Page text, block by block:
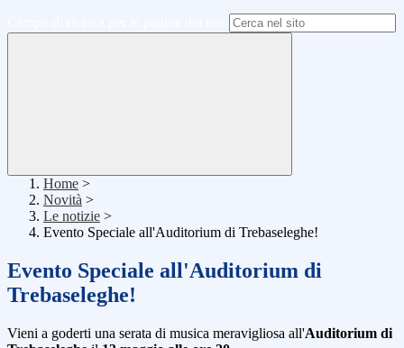
Home >
Novità >
Le notizie >
Evento Speciale all'Auditorium di Trebaseleghe!
Evento Speciale all'Auditorium di
Trebaseleghe!
Vieni a goderti una serata di musica meravigliosa all'Auditorium di